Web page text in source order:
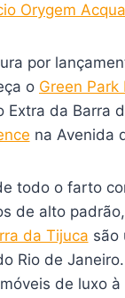
Orygem
por
o Green Park
Extra da Barra
na Avenida
todo o farto
de alto
da Tijuca são
Rio de
de luxo à